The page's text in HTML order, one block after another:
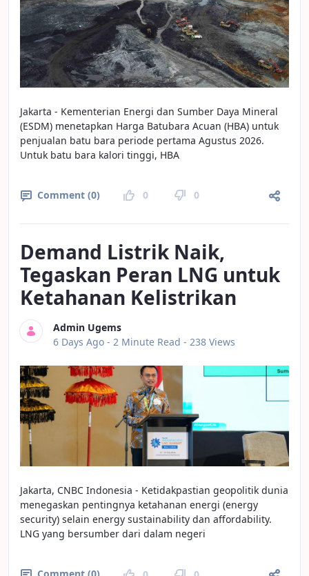
Jakarta - Kementerian Energi dan Sumber Daya Mineral
(ESDM) menetapkan Harga Batubara Acuan (HBA) untuk
penjualan batu bara periode pertama Agustus 2026.
Untuk batu bara kalori tinggi, HBA
Comment (0) 0 0
Demand Listrik Naik,
Tegaskan Peran LNG untuk
Ketahanan Kelistrikan
Admin Ugems
Published Date
6 Days Ago - 2 Minute Read - 238 Views
Jakarta, CNBC Indonesia - Ketidakpastian geopolitik dunia
menegaskan pentingnya ketahanan energi (energy
security) selain energy sustainability dan affordability.
LNG yang bersumber dari dalam negeri